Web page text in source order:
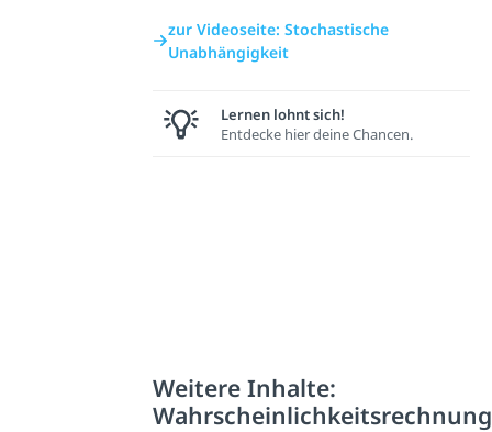
zur Videoseite: Stochastische
Unabhängigkeit
Lernen lohnt sich!
Entdecke hier deine Chancen.
Weitere Inhalte:
Wahrscheinlichkeitsrechnung